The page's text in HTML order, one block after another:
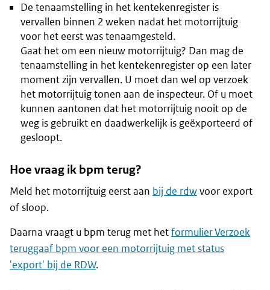
De tenaamstelling in het kentekenregister is
vervallen binnen 2 weken nadat het motorrijtuig
voor het eerst was tenaamgesteld.
Gaat het om een nieuw motorrijtuig? Dan mag de
tenaamstelling in het kentekenregister op een later
moment zijn vervallen. U moet dan wel op verzoek
het motorrijtuig tonen aan de inspecteur. Of u moet
kunnen aantonen dat het motorrijtuig nooit op de
weg is gebruikt en daadwerkelijk is geëxporteerd of
gesloopt.
Hoe vraag ik bpm terug?
Meld het motorrijtuig eerst aan bij de rdwvoor export
of sloop.
Daarna vraagt u bpm terug met hetformulier Verzoek
teruggaaf bpm voor een motorrijtuig met status
'export' bij de RDW.